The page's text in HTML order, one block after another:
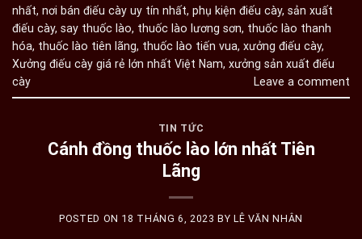
nhất, nơi bán điếu cày uy tín nhất, phụ kiện điếu cày, sản xuất
điếu cày, say thuốc lào, thuốc lào lương sơn, thuốc lào thanh
hóa, thuốc lào tiên lãng, thuốc lào tiến vua, xưởng điếu cày,
Xưởng điếu cày giá rẻ lớn nhất Việt Nam, xưởng sản xuất điếu
cày
Leave a comment
TIN TỨC
Cánh đồng thuốc lào lớn nhất Tiên
Lãng
POSTED ON 18 THÁNG 6, 2023 BY LÊ VĂN NHÂN